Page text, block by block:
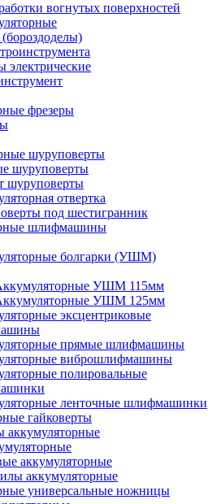
вогнутых поверхностей
электрические
фрезеры
шуруповерты
шуруповерты
шуруповерты
отвертка
под шестигранник
шлифмашины
болгарки (УШМ)
УШМ 115мм
УШМ 125мм
эксцентриковые
прямые шлифмашины
виброшлифмашины
полировальные
ленточные шлифмашинки
гайковерты
аккумуляторные
аккумуляторные
аккумуляторные
универсальные ножницы